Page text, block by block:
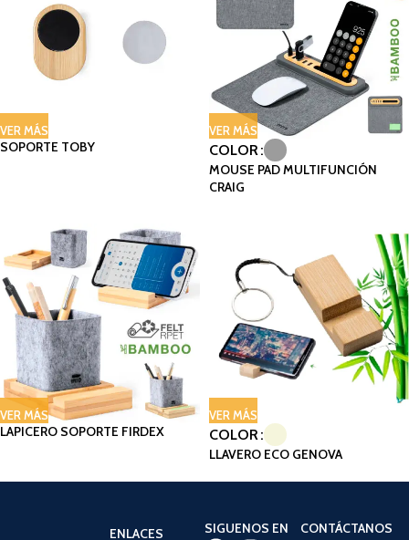
VER MÁS
SOPORTE TOBY
VER MÁS
COLOR
MOUSE PAD MULTIFUNCIÓN
CRAIG
VER MÁS
LAPICERO SOPORTE FIRDEX
VER MÁS
COLOR
LLAVERO ECO GENOVA
ENLACES SIGUENOS EN
CONTÁCTANOS